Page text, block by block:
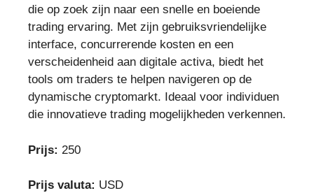
die op zoek zijn naar een snelle en boeiende
trading ervaring. Met zijn gebruiksvriendelijke
interface, concurrerende kosten en een
verscheidenheid aan digitale activa, biedt het
tools om traders te helpen navigeren op de
dynamische cryptomarkt. Ideaal voor individuen
die innovatieve trading mogelijkheden verkennen.
Prijs: 250
Prijs valuta: USD